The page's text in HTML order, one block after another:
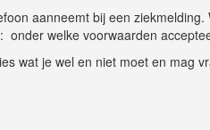
aanneemt bij een
welke voorwaarden
wat je wel en niet moet en mag